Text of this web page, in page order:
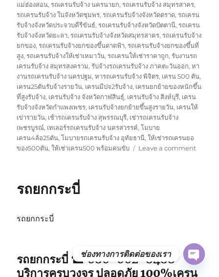
แม่ฮ่องสอน,รถเครนรับจ้าง นครนายก,รถเครนรับจ้าง สมุทรสาคร,
รถเครนรับจ้าง ในจังหวัดชุมพร,รถเครนรับจ้างจังหวัดตราด,รถเครน
รับจ้างจังหวัดประจวบคีรีขันธ์,รถเครนรับจ้างจังหวัดปัตตานี,รถเครน
รับจ้างจังหวัดยะลา,รถเครนรับจ้างจังหวัดสมุทรสาคร,รถเครนรับจ้าง
ยกของ,รถเครนรับจ้างยกของขึ้นดาดฟ้า,รถเครนรับจ้างยกของขึ้นที่
สูง,รถเครนรับจ้างให้เช่าเหมาวัน,รถเครนให้เช่าราคาถูก,รับงานรถ
เครนรับจ้าง สมุทรสงคราม,รับจ้างรถเครนรับจ้าง ภาคตะวันออก,หา
งานรถเครนรับจ้าง นครปฐม,หารถเครนรับจ้าง พิจิตร, เครน 500 ตัน,
เครน25ตันรับจ้างรายวัน, เครนมีปจ2รับจ้าง, เครนยกย้ายของหนักขึ้น
ที่สูงรับจ้าง, เครนรับจ้าง จังหวัดกาฬสินธุ์, เครนรับจ้าง สิงห์บุรี, เครน
รับจ้างจังหวัดกำแพงเพชร, เครนรับจ้างยกย้ายขึ้นสูงรายวัน, เครนให้
เข่ารายวัน, เช้ารถเครนรับจ้าง สุพรรณบุรี, เช่ารถเครนรับจ้าง
เพชรบูรณ์, เทเลอร์รถเครนรับจ้าง นครสวรรค์,โมบาย
เครน4ล้อ25ตัน,โมบายรถเครนรับจ้าง อุทัยธานี,ให้เช่ารถเครนยอ
ของ500ตัน,ให้เช่าเครน500 พร้อมคนขับ Leave a commenton
รถยกกระบี่
รถยกกระบี่
รถยกกระบี่ ☎ 080-062-8488
บริการครบวงจร ปลอดภัย 100%เครน
ช่องทางการติดต่อของเรา
OPEN